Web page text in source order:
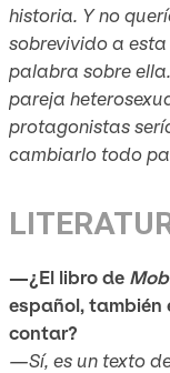
historia. Y no
sobrevivido a
palabra sobre
pareja
protagonistas
cambiarlo todo
—¿El libro de
español, también
contar?
—Sí, es un texto